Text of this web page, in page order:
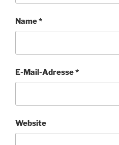
Name*
E-Mail-Adresse*
Website